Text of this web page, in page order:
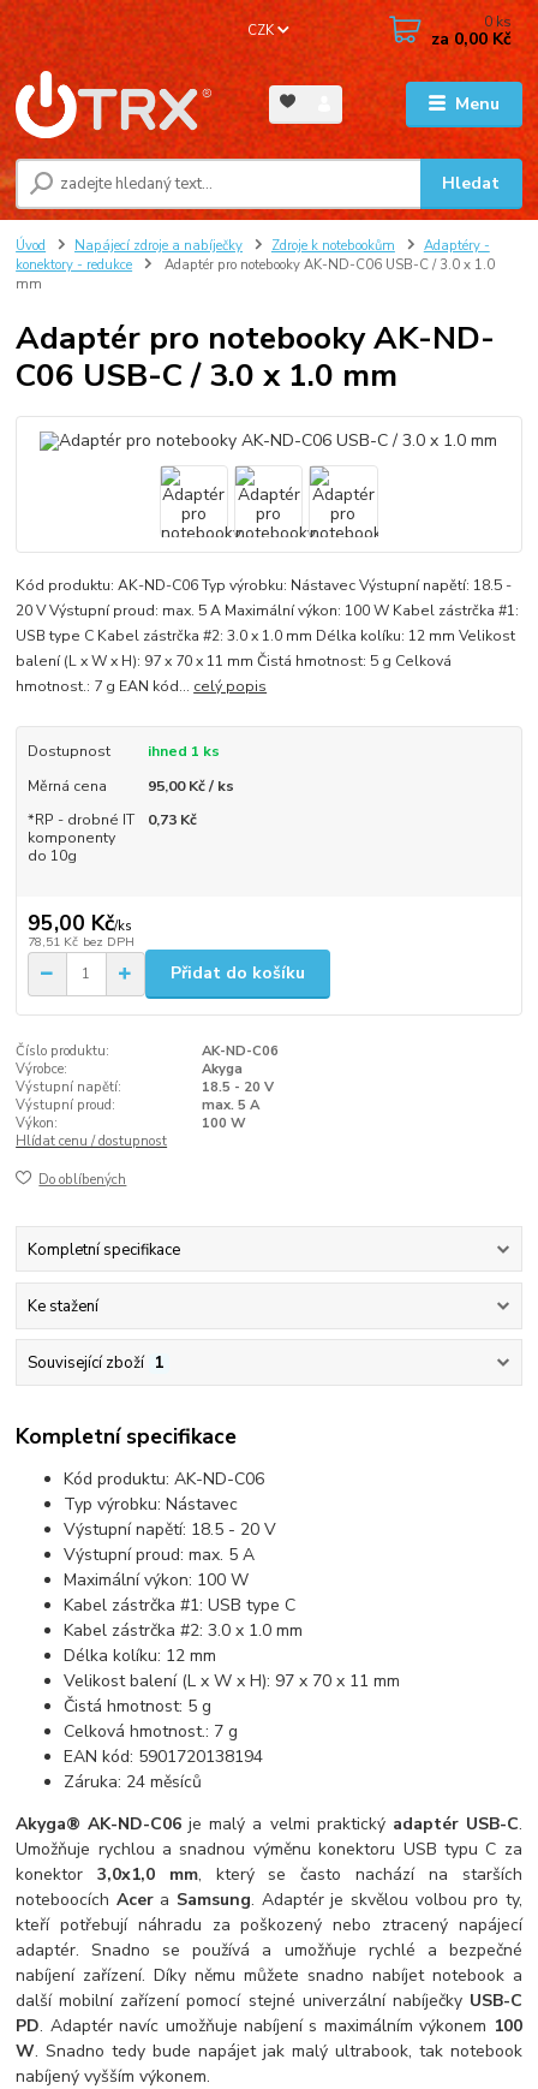
Menu
CZK
Hledat
0ks
za0,00 Kč
Úvod Napájecí zdroje a nabíječky Zdroje k notebookům
Adaptéry -
konektory - redukce
Adaptér pro notebooky AK-ND-C06 USB-C / 3.0 x 1.0
mm
Adaptér pro notebooky AK-ND-
C06 USB-C / 3.0 x 1.0 mm
Kód produktu: AK-ND-C06 Typ výrobku: Nástavec Výstupní napětí: 18.5 -
20 V Výstupní proud: max. 5 A Maximální výkon: 100 W Kabel zástrčka #1:
USB type C Kabel zástrčka #2: 3.0 x 1.0 mm Délka kolíku: 12 mm Velikost
balení (L x W x H): 97 x 70 x 11 mm Čistá hmotnost: 5 g Celková
hmotnost.: 7 g EAN kód... celý popis
Dostupnost
ihned 1 ks
Měrná cena
95,00 Kč / ks
*RP - drobné IT
komponenty
do 10g
0,73 Kč
95,00 Kč/ks
78,51 Kč bez DPH
Přidat do košíku
Číslo produktu:
AK-ND-C06
Výrobce:
Akyga
Výstupní napětí:
18.5 - 20 V
Výstupní proud:
max. 5 A
Výkon:
100 W
Hlídat cenu / dostupnost
Do oblíbených
Kompletní specifikace
Ke stažení
Související zboží 1
Kompletní specifikace
Kód produktu: AK-ND-C06
Typ výrobku: Nástavec
Výstupní napětí: 18.5 - 20 V
Výstupní proud: max. 5 A
Maximální výkon: 100 W
Kabel zástrčka #1: USB type C
Kabel zástrčka #2: 3.0 x 1.0 mm
Délka kolíku: 12 mm
Velikost balení (L x W x H): 97 x 70 x 11 mm
Čistá hmotnost: 5 g
Celková hmotnost.: 7 g
EAN kód: 5901720138194
Záruka: 24 měsíců
Akyga® AK-ND-C06 je malý a velmi praktický adaptér USB-C.
Umožňuje rychlou a snadnou výměnu konektoru USB typu C za
konektor 3,0x1,0 mm, který se často nachází na starších
noteboocích Acera Samsung. Adaptér je skvělou volbou pro ty,
kteří potřebují náhradu za poškozený nebo ztracený napájecí
adaptér. Snadno se používá a umožňuje rychlé a bezpečné
nabíjení zařízení. Díky němu můžete snadno nabíjet notebook a
další mobilní zařízení pomocí stejné univerzální nabíječky USB-C
PD. Adaptér navíc umožňuje nabíjení s maximálním výkonem 100
W. Snadno tedy bude napájet jak malý ultrabook, tak notebook
nabíjený vyšším výkonem.